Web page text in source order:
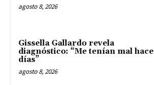
agosto 8, 2026
Gissella Gallardo revela
diagnóstico: “Me tenían mal hace
días”
agosto 8, 2026